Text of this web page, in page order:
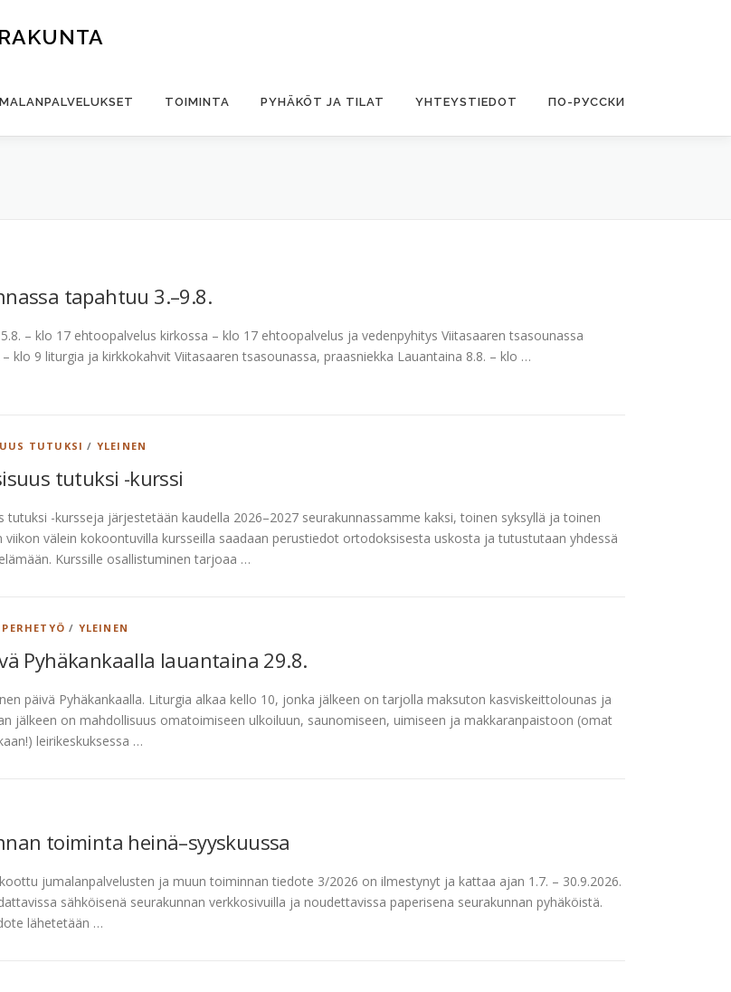
TOIMINTA PYHÄKÖT JA TILAT YHTEYSTIEDOT ПО-РУССКИ
tapahtuu 3.–9.8.
– klo 17 ehtoopalvelus kirkossa – klo 17 ehtoopalvelus ja vedenpyhitys Viitasaaren tsasounassa
klo 9 liturgia ja kirkkokahvit Viitasaaren tsasounassa, praasniekka Lauantaina 8.8. – klo …
TUTUKSI / YLEINEN
tutuksi -kurssi
tutuksi -kursseja järjestetään kaudella 2026–2027 seurakunnassamme kaksi, toinen syksyllä ja toinen
viikon välein kokoontuvilla kursseilla saadaan perustiedot ortodoksisesta uskosta ja tutustutaan yhdessä
Kurssille osallistuminen tarjoaa …
/ YLEINEN
Pyhäkankaalla lauantaina 29.8.
päivä Pyhäkankaalla. Liturgia alkaa kello 10, jonka jälkeen on tarjolla maksuton kasviskeittolounas ja
jälkeen on mahdollisuus omatoimiseen ulkoiluun, saunomiseen, uimiseen ja makkaranpaistoon (omat
leirikeskuksessa …
toiminta heinä–syyskuussa
jumalanpalvelusten ja muun toiminnan tiedote 3/2026 on ilmestynyt ja kattaa ajan 1.7. – 30.9.2026.
sähköisenä seurakunnan verkkosivuilla ja noudettavissa paperisena seurakunnan pyhäköistä.
lähetetään …